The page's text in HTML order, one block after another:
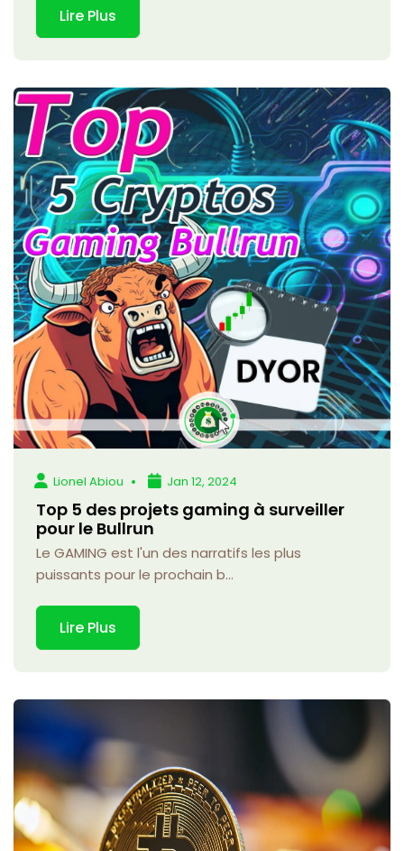
Lire Plus
Lionel Abiou Jan 12, 2024
Top 5 des projets gaming à surveiller
pour le Bullrun
Le GAMING est l'un des narratifs les plus
puissants pour le prochain b...
Lire Plus